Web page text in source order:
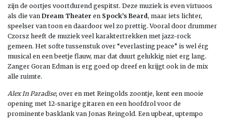
zijn de oortjes voortdurend gespitst. Deze muziek is even virtuoos
als die van Dream Theater en Spock’s Beard , maar iets lichter,
speelser van toon en daardoor wel zo prettig. Vooral door drummer
Czorsz heeft de muziek veel karaktertrekken met jazz-rock
gemeen. Het softe tussenstuk over “everlasting peace” is wel érg
musical en een beetje flauw, mar dat duurt gelukkig niet erg lang.
Zanger Goran Edman is erg goed op dreef en krijgt ook in de mix
alle ruimte.
Alex In Paradise, over en met Reingolds zoontje, kent een mooie
opening met 12-snarige gitaren en een hoofdrol voor de
prominente basklank van Jonas Reingold. Een upbeat, uptempo